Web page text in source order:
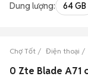
Dung lượng: 64 GB
Chợ Tốt Điện thoại
0 Zte Blade A71